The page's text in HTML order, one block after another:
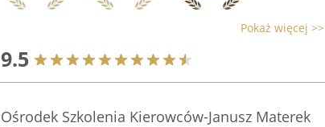
Pokaż więcej >>
9.5
Ośrodek Szkolenia Kierowców-Janusz Materek